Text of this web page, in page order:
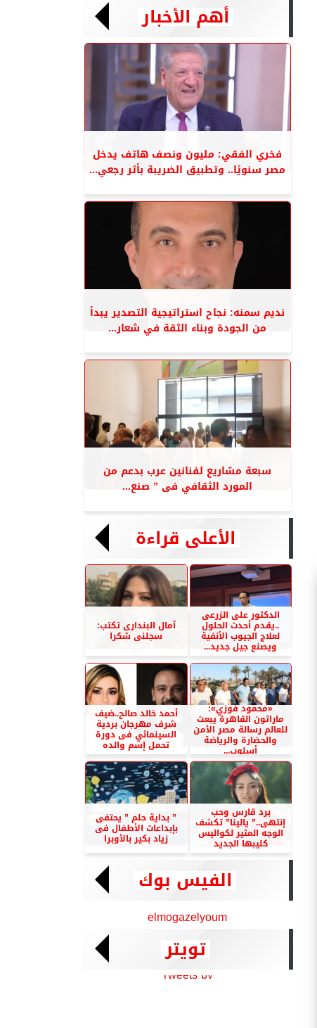
أهم الأخبار
فخري الفقي: مليون ونصف هاتف يدخل
مصر سنويًا.. وتطبيق الضريبة بأثر رجعي...
نديم سمنه: نجاح استراتيجية التصدير يبدأ
من الجودة وبناء الثقة في شعار...
سبعة مشاريع لفنانين عرب بدعم من
المورد الثقافي فى ” صنع...
الأعلى قراءة
الدكتور على الزرعى
..يقدم أحدث الحلول
لعلاج الجيوب الأنفية
ويصنع جيل جديد...
آمال البندارى تكتب:
سجلنى شكرا
«محمود فوزي»:
ماراثون القاهرة يبعث
للعالم رسالة مصر الأمن
والحضارة والرياضة
أسلوب...
أحمد خالد صالح..ضيف
شرف مهرجان بردية
السينمائي فى دورة
تحمل إسم والده
برد قارس وحب
إنتهى..” يالينا” تكشف
الوجه المثير لكواليس
كليبها الجديد
” بداية حلم ” يحتفى
بإبداعات الأطفال فى
زياد بكير بالأوبرا
الفيس بوك
elmogazelyoum
تويتر
Tweets by